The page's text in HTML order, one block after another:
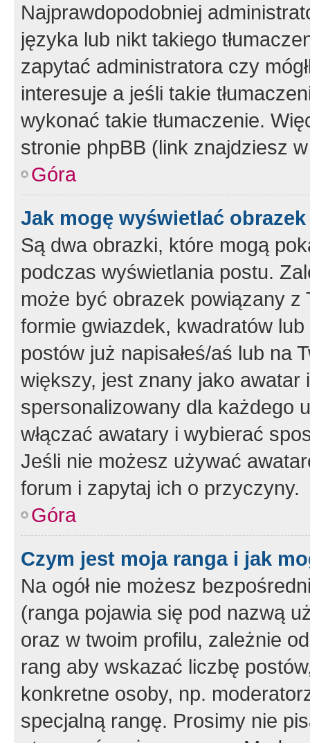
Najprawdopodobniej
języka lub nikt takiego
zapytać administratora czy
interesuje a jeśli takie
wykonać takie tłumaczenie.
stronie phpBB (link znajdziesz
Góra
Jak mogę wyświetlać
Są dwa obrazki, które mogą
podczas wyświetlania postu.
może być obrazek powiązany z
formie gwiazdek, kwadratów
postów już napisałeś/aś lub na
większy, jest znany jako
spersonalizowany dla każdego
włączać awatary i wybierać
Jeśli nie możesz używać
forum i zapytaj ich o przyczyny.
Góra
Czym jest moja ranga i jak
Na ogół nie możesz
(ranga pojawia się pod nazwą
oraz w twoim profilu, zależnie
rang aby wskazać liczbę
konkretne osoby, np.
specjalną rangę. Prosimy nie